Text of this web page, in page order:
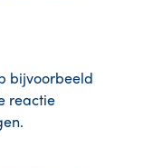
bijvoorbeeld
reactie